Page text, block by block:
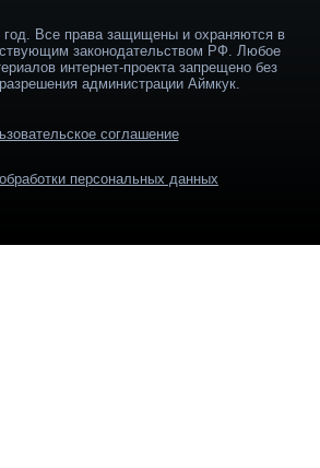
Все права защищены и охраняются в
законодательством РФ. Любое
интернет-проекта запрещено без
администрации Аймкук.
соглашение
персональных данных